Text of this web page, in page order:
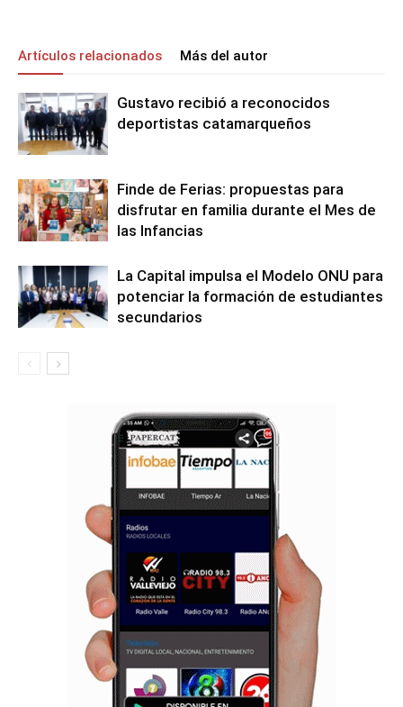
Artículos relacionados Más del autor
Gustavo recibió a reconocidos
deportistas catamarqueños
Finde de Ferias: propuestas para
disfrutar en familia durante el Mes de
las Infancias
La Capital impulsa el Modelo ONU para
potenciar la formación de estudiantes
secundarios